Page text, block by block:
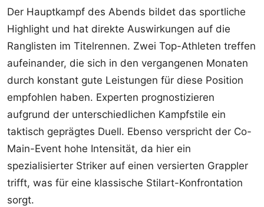
Der Hauptkampf des Abends bildet das sportliche
Highlight und hat direkte Auswirkungen auf die
Ranglisten im Titelrennen. Zwei Top-Athleten treffen
aufeinander, die sich in den vergangenen Monaten
durch konstant gute Leistungen für diese Position
empfohlen haben. Experten prognostizieren
aufgrund der unterschiedlichen Kampfstile ein
taktisch geprägtes Duell. Ebenso verspricht der Co-
Main-Event hohe Intensität, da hier ein
spezialisierter Striker auf einen versierten Grappler
trifft, was für eine klassische Stilart-Konfrontation
sorgt.